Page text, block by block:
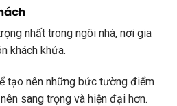
nhất trong ngôi nhà, nơi gia
khách khứa.
tạo nên những bức tường điểm
sang trọng và hiện đại hơn.